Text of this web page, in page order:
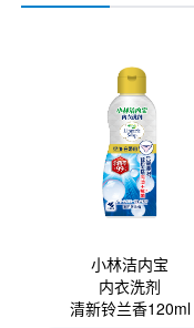
小林洁内宝
内衣洗剂
清新铃兰香120ml
国内主要据点
管道异味·清洁
口腔护理
刻立洁
2020